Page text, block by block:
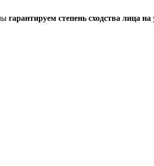
гарантируем степень сходства лица